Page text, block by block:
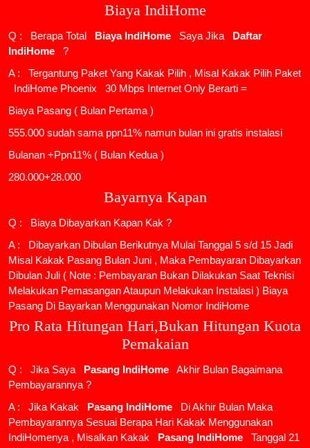
Biaya IndiHome
Q : Berapa Total Biaya IndiHome Saya Jika
Daftar
IndiHome
?
A : Tergantung Paket Yang Kakak Pilih , Misal Kakak Pilih Paket
IndiHome Phoenix
30 Mbps Internet Only Berarti =
Biaya Pasang ( Bulan Pertama )
555.000 sudah sama ppn11% namun bulan ini gratis instalasi
Bulanan +Ppn11% ( Bulan Kedua )
280.000+28.000
Bayarnya Kapan
Q : Biaya Dibayarkan Kapan Kak ?
A : Dibayarkan Dibulan Berikutnya Mulai Tanggal 5 s/d 15 Jadi
Misal Kakak Pasang Bulan Juni , Maka Pembayaran Dibayarkan
Dibulan Juli ( Note : Pembayaran Bukan Dilakukan Saat Teknisi
Melakukan Pemasangan Ataupun Melakukan Instalasi ) Biaya
Pasang Di Bayarkan Menggunakan Nomor IndiHome
Pro Rata Hitungan Hari,Bukan Hitungan Kuota
Pemakaian
Q : Jika Saya Pasang IndiHome
Akhir Bulan Bagaimana
Pembayarannya ?
A : Jika Kakak
Pasang IndiHome
Di Akhir Bulan Maka
Pembayarannya Sesuai Berapa Hari Kakak Menggunakan
IndiHomenya , Misalkan Kakak
Pasang IndiHome
Tanggal 21